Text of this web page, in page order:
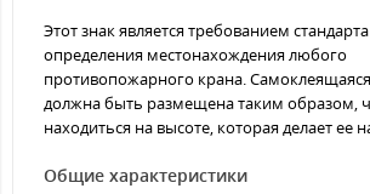
Этот знак является требованием
определения местонахождения любого
противопожарного крана.
должна быть размещена таким образом,
находиться на высоте, которая делает ее
Общие характеристики